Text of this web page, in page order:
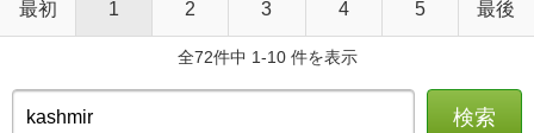
最初 1 2 3 4 5 最後
全72件中 1-10 件を表示
検索